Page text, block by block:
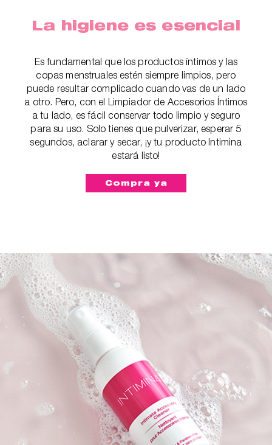
La higiene es esencial
Es fundamental que los productos íntimos y las
copas menstruales estén siempre limpios, pero
puede resultar complicado cuando vas de un lado
a otro. Pero, con el Limpiador de Accesorios Íntimos
a tu lado, es fácil conservar todo limpio y seguro
para su uso. Solo tienes que pulverizar, esperar 5
segundos, aclarar y secar, ¡y tu producto Intimina
estará listo!
Compra ya